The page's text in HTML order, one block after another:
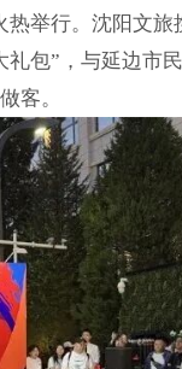
举行。沈阳文
包”，与延边市
客。